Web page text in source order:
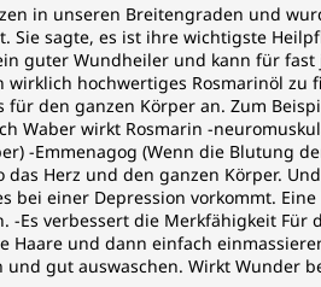
in unseren Breitengraden und
Sie sagte, es ist ihre wichtigste
guter Wundheiler und kann für
hochwertiges Rosmarinöl zu
den ganzen Körper an. Zum
Waber wirkt Rosmarin -
-Emmenagog (Wenn die Blutung
das Herz und den ganzen Körper.
bei einer Depression vorkommt.
-Es verbessert die Merkfähigkeit Für
Haare und dann einfach
gut auswaschen. Wirkt Wunder